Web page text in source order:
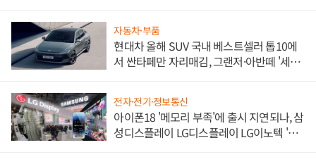
자동차·부품
현대차 올해 SUV 국내 베스트셀러 톱10에
서 싼타페만 자리매김, 그랜저·아반떼 '세단
전자·전기·정보통신
아이폰18 '메모리 부족'에 출시 지연되나, 삼
성디스플레이 LG디스플레이 LG이노텍 '탈